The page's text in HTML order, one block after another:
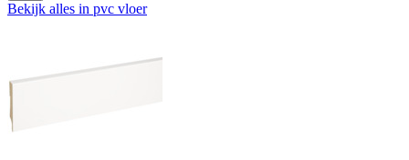
Bekijk alles in pvc vloer